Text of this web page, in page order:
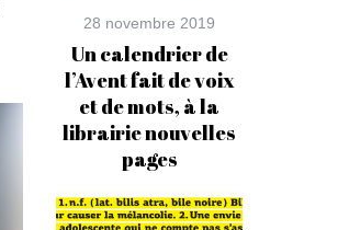
28 novembre 2019
Un calendrier de
l’Avent fait de voix
et de mots, à la
librairie nouvelles
pages